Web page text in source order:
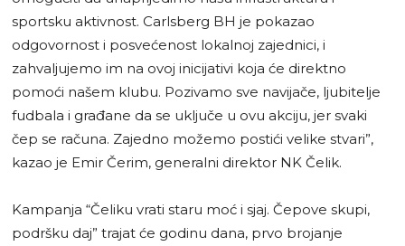
sportsku aktivnost. Carlsberg BH je pokazao
odgovornost i posvećenost lokalnoj zajednici, i
zahvaljujemo im na ovoj inicijativi koja će direktno
pomoći našem klubu. Pozivamo sve navijače, ljubitelje
fudbala i građane da se uključe u ovu akciju, jer svaki
čep se računa. Zajedno možemo postići velike stvari”,
kazao je Emir Čerim, generalni direktor NK Čelik.
Kampanja “Čeliku vrati staru moć i sjaj. Čepove skupi,
podršku daj” trajat će godinu dana, prvo brojanje